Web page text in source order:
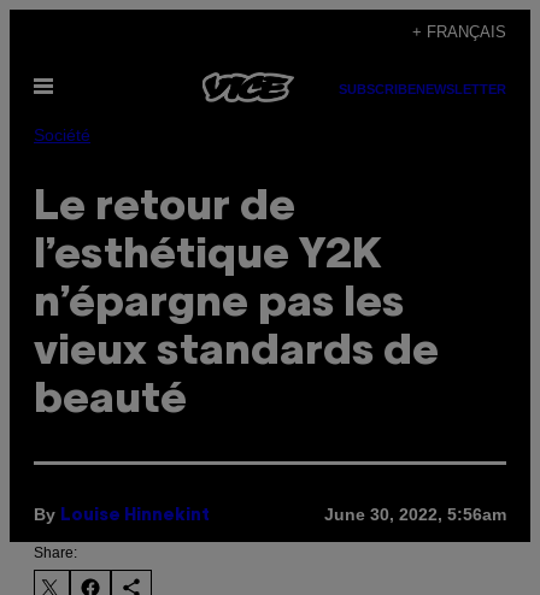
content
+ FRANÇAIS
Open
SUBSCRIBENEWSLETTER
Société
Le retour de
l’esthétique Y2K
n’épargne pas les
vieux standards de
beauté
By Louise Hinnekint June 30, 2022, 5:56am
Share: